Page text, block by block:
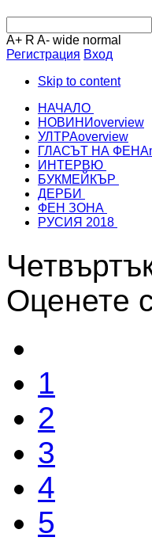
A+ R A- wide normal
Регистрация Вход
Skip to content
НАЧАЛО
НОВИНИoverview
УЛТРАoverview
ГЛАСЪТ НА ФЕНА
ИНТЕРВЮ
БУКМЕЙКЪР
ДЕРБИ
ФЕН ЗОНА
РУСИЯ 2018
Оценете
1
2
3
4
5